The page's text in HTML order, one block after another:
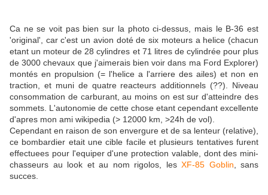
Ca ne se voit pas bien sur la photo ci-dessus, mais le B-36 est
'original', car c'est un avion doté de six moteurs a helice (chacun
etant un moteur de 28 cylindres et 71 litres de cylindrée pour plus
de 3000 chevaux que j'aimerais bien voir dans ma Ford Explorer)
montés en propulsion (= l'helice a l'arriere des ailes) et non en
traction, et muni de quatre reacteurs additionnels (??). Niveau
consommation de carburant, au moins on est sur d'atteindre des
sommets. L'autonomie de cette chose etant cependant excellente
d'apres mon ami wikipedia (> 12000 km, >24h de vol).
Cependant en raison de son envergure et de sa lenteur (relative),
ce bombardier etait une cible facile et plusieurs tentatives furent
effectuees pour l'equiper d'une protection valable, dont des mini-
chasseurs au look et au nom rigolos, les XF-85 Goblin , sans
succes.